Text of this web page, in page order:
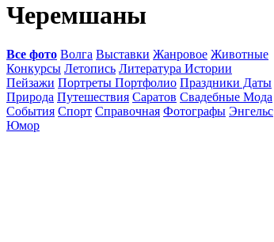
Черемшаны
Все фото Волга Выставки Жанровое Животные
Конкурсы Летопись Литература Истории
Пейзажи Портреты Портфолио Праздники Даты
Природа Путешествия Саратов Свадебные Мода
События Спорт Справочная Фотографы Энгельс
Юмор